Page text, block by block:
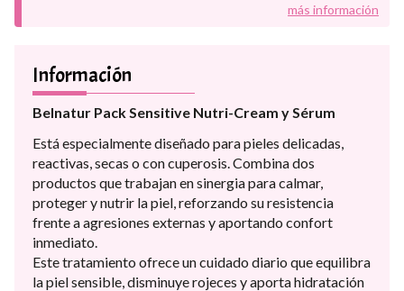
más información
Información
Belnatur Pack Sensitive Nutri-Cream y Sérum
Está especialmente diseñado para pieles delicadas,
reactivas, secas o con cuperosis. Combina dos
productos que trabajan en sinergia para calmar,
proteger y nutrir la piel, reforzando su resistencia
frente a agresiones externas y aportando confort
inmediato.
Este tratamiento ofrece un cuidado diario que equilibra
la piel sensible, disminuye rojeces y aporta hidratación